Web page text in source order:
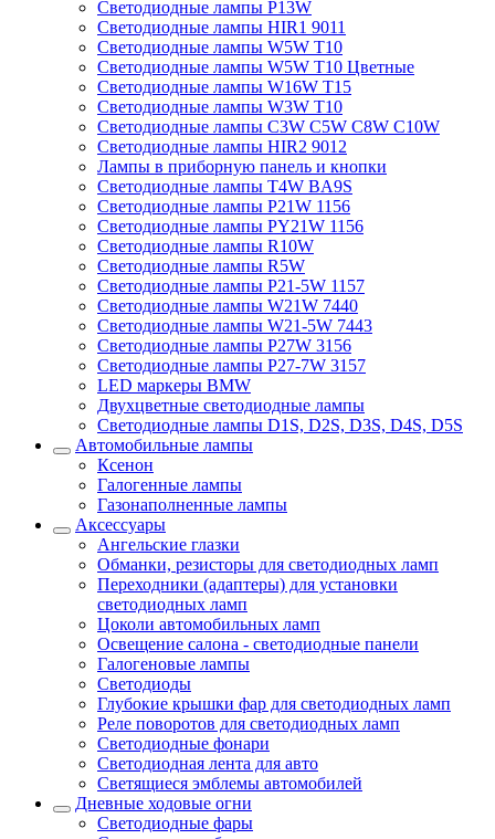
Светодиодные лампы P13W
Светодиодные лампы HIR1 9011
Светодиодные лампы W5W T10
Светодиодные лампы W5W T10 Цветные
Светодиодные лампы W16W Т15
Светодиодные лампы W3W T10
Светодиодные лампы C3W C5W C8W C10W
Светодиодные лампы HIR2 9012
Лампы в приборную панель и кнопки
Светодиодные лампы T4W BA9S
Светодиодные лампы P21W 1156
Светодиодные лампы PY21W 1156
Светодиодные лампы R10W
Светодиодные лампы R5W
Светодиодные лампы P21-5W 1157
Светодиодные лампы W21W 7440
Светодиодные лампы W21-5W 7443
Светодиодные лампы P27W 3156
Светодиодные лампы P27-7W 3157
LED маркеры BMW
Двухцветные светодиодные лампы
Светодиодные лампы D1S, D2S, D3S, D4S, D5S
Автомобильные лампы
Ксенон
Галогенные лампы
Газонаполненные лампы
Аксессуары
Ангельские глазки
Обманки, резисторы для светодиодных ламп
Переходники (адаптеры) для установки
светодиодных ламп
Цоколи автомобильных ламп
Освещение салона - светодиодные панели
Галогеновые лампы
Светодиоды
Глубокие крышки фар для светодиодных ламп
Реле поворотов для светодиодных ламп
Светодиодные фонари
Светодиодная лента для авто
Светящиеся эмблемы автомобилей
Дневные ходовые огни
Светодиодные фары